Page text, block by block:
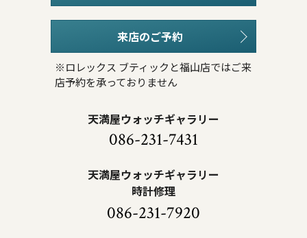
来店のご予約
※ロレックス ブティックと福山店ではご来
店予約を承っておりません
天満屋ウォッチギャラリー
086-231-7431
天満屋ウォッチギャラリー
時計修理
086-231-7920